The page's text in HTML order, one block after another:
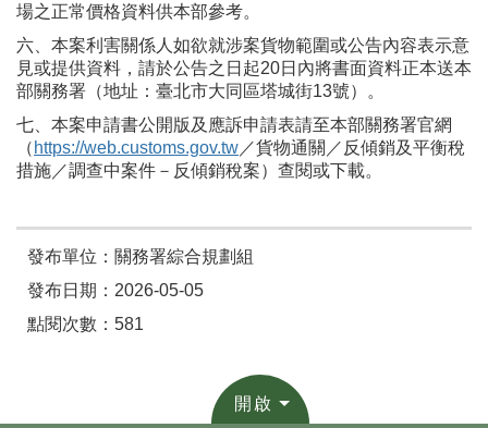
場之正常價格資料供本部參考。
六、本案利害關係人如欲就涉案貨物範圍或公告內容表示意
見或提供資料，請於公告之日起20日內將書面資料正本送本
部關務署（地址：臺北市大同區塔城街13號）。
七、本案申請書公開版及應訴申請表請至本部關務署官網
（ https://web.customs.gov.tw ／貨物通關／反傾銷及平衡稅
措施／調查中案件－反傾銷稅案）查閱或下載。
發布單位：關務署綜合規劃組
發布日期：2026-05-05
點閱次數：581
開啟